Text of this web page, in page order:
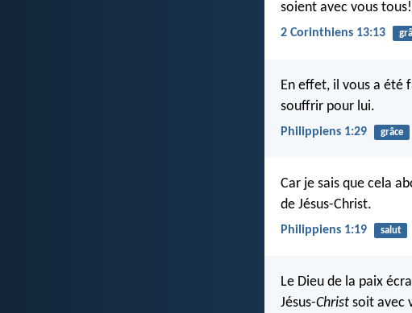
soient avec vous tous!
2 Corinthiens 13:13
En effet, il vous a été
souffrir pour lui.
Philippiens 1:29 grâce
Car je sais que cela
de Jésus-Christ.
Philippiens 1:19 salut
Le Dieu de la paix
Jésus-Christ soit avec